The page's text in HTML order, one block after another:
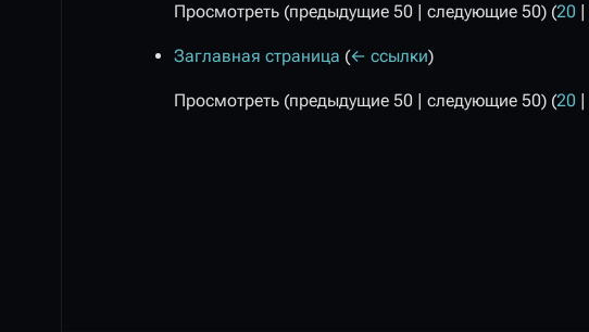
Просмотреть (предыдущие 50 | следующие 50) (20 |
Заглавная страница (← ссылки)
Просмотреть (предыдущие 50 | следующие 50) (20 |